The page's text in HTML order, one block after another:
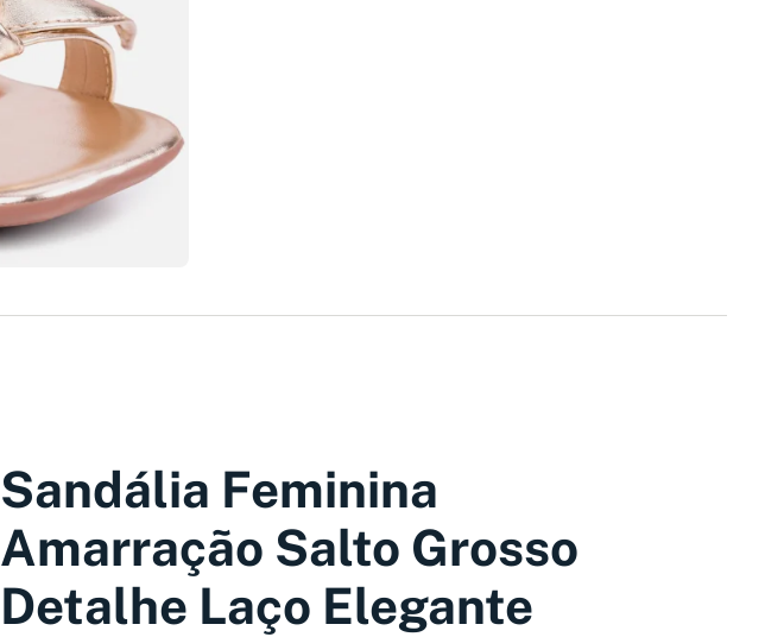
Sandália Feminina
Amarração Salto Grosso
Detalhe Laço Elegante